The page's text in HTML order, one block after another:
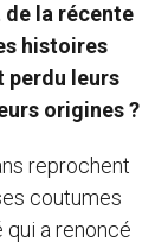
la récente
histoires
perdu leurs
origines ?
reprochent
coutumes
a renoncé